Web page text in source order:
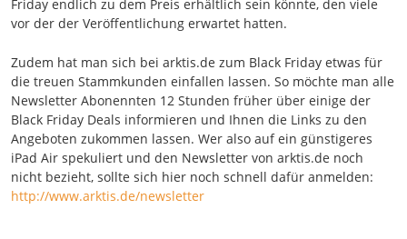
Friday endlich zu dem Preis erhältlich sein könnte, den viele
vor der der Veröffentlichung erwartet hatten.
Zudem hat man sich bei arktis.de zum Black Friday etwas für
die treuen Stammkunden einfallen lassen. So möchte man alle
Newsletter Abonennten 12 Stunden früher über einige der
Black Friday Deals informieren und Ihnen die Links zu den
Angeboten zukommen lassen. Wer also auf ein günstigeres
iPad Air spekuliert und den Newsletter von arktis.de noch
nicht bezieht, sollte sich hier noch schnell dafür anmelden:
http://www.arktis.de/newsletter